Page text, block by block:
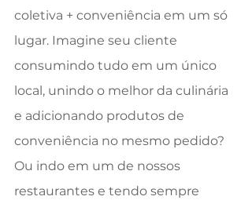
coletiva + conveniência em um só
lugar. Imagine seu cliente
consumindo tudo em um único
local, unindo o melhor da culinária
e adicionando produtos de
conveniência no mesmo pedido?
Ou indo em um de nossos
restaurantes e tendo sempre